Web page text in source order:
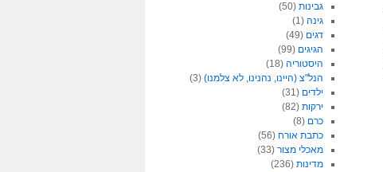
גבינות(50)
גינה(1)
דגים (49)
הגיגים (99)
היסטוריה(18)
הנל"צ (היינו, נהנינו, לא צלמנו)(3)
ילדים (31)
ירקות(82)
כרם (8)
כתבת אורח (56)
מאכלי מצור(33)
מדינות(236)